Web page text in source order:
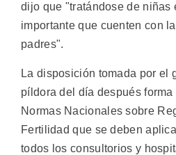
dijo que "tratándose de niñas
importante que cuenten con
padres".
La disposición tomada por el
píldora del día después
Normas Nacionales sobre
Fertilidad que se deben
todos los consultorios y